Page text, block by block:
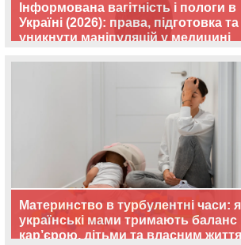
Інформована вагітність і пологи в
Україні (2026): права, підготовка та
уникнути маніпуляцій у медицині
Материнство в турбулентні часи:
українські мами тримають баланс
кар’єрою, дітьми та власним